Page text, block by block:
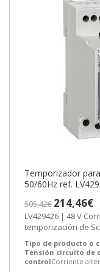
Temporizador
50/60Hz ref.
505,42€ 214,46€
LV429426 | 48 V Corriente alterna (AC, CA) Auxiliar de
temporización de
Tipo de producto o
Tensión circuito de
controlCorriente